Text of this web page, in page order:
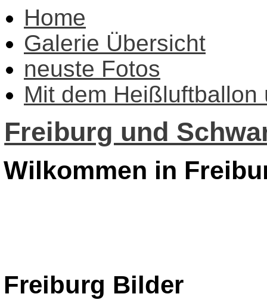
Home
Galerie Übersicht
neuste Fotos
Mit dem Heißluftballon
Freiburg und
Wilkommen in
Freiburg Bilder